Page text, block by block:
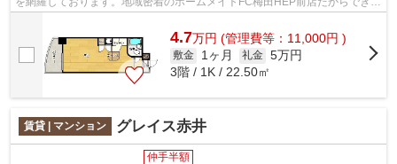
お部屋探し品質であなたの理想のお部屋一...
4.7万円 (管理費等：11,000円 )
敷金 1ヶ月 礼金 5万円
3階 / 1K / 22.50㎡
賃貸 | マンション グレイス赤井
仲手半額